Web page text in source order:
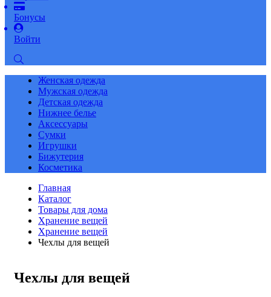
Бонусы
Войти
Женская одежда
Мужская одежда
Детская одежда
Нижнее белье
Аксессуары
Сумки
Игрушки
Бижутерия
Косметика
Главная
Каталог
Товары для дома
Хранение вещей
Хранение вещей
Чехлы для вещей
Чехлы для вещей